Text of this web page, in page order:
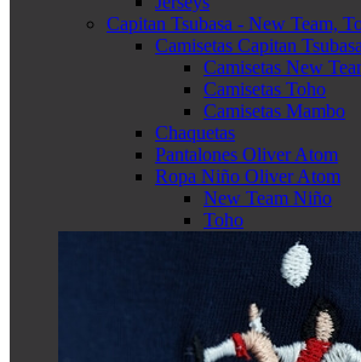
Capitan Tsubasa - New Team,
Camisetas Capitan Tsubasa
Camisetas New
Camisetas Toho
Camisetas Mambo
Chaquetas
Pantalones Oliver Atom
Ropa Niño Oliver Atom
New Team Niño
Toho